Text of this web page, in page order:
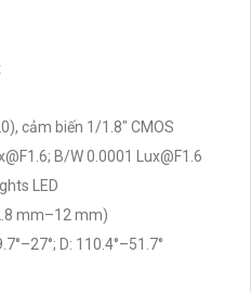
cảm biến 1/1.8" CMOS
B/W 0.0001 Lux@F1.6
LED
mm–12 mm)
D: 110.4°–51.7°